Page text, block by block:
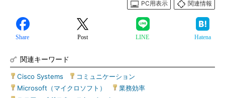
PC用表示
関連情報
Share Post LINE Hatena
関連キーワード
Cisco Systems コミュニケーション
Microsoft（マイクロソフト）
業務効率